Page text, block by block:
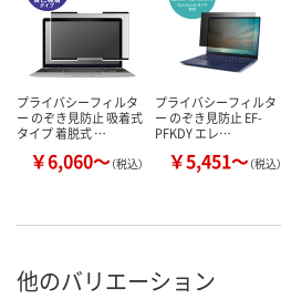
プライバシーフィルタ
ー のぞき見防止 吸着式
タイプ 着脱式 …
￥6,060～（税込）
プライバシーフィルタ
ー のぞき見防止 EF-
PFKDY エレ…
￥5,451～（税込）
他のバリエーション